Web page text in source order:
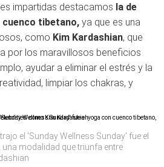
impartidas destacamos la de
cuenco tibetano, ya que es una
como Kim Kardashian, que
por los maravillosos beneficios
ayudar a eliminar el estrés y la
limpiar los chakras, y
el 'Sunday Wellness Sunday' fue el
modalidad que triunfa entre